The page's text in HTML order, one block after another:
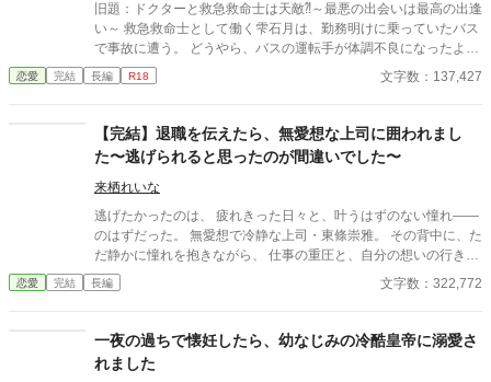
旧題：ドクターと救急救命士は天敵⁈～最悪の出会いは最高の出逢
い～ 救急救命士として働く雫石月は、勤務明けに乗っていたバス
で事故に遭う。 どうやら、バスの運転手が体調不良になったよう
だ。 乗客にAEDを探してきてもらうように頼み、救助活動をして
いるとボサボサ頭のマスク姿の男がAEDを持ってバスに乗り込ん
とを『チビ団子』と呼んだのだ。 医療従事者と思われるボサボサ
マスク男は運転手の処置をして、月が文句を言う間もなく、救急
車に同乗して去ってしまった。 最悪の出会いをし、二度と会いた
くない相手の正体は⁇ 作品はフィクションです。 本来の仕事内容
とは異なる描写があると思います。
恋愛 完結 長編 R18 文字数：137,427
【完結】退職を伝えたら、無愛想な上司に囲われまし
た〜逃げられると思ったのが間違いでした〜
来栖れいな
逃げたかったのは、 疲れきった日々と、叶うはずのない憧れ――
のはずだった。 無愛想で冷静な上司・東條崇雅。 その背中に、た
だ静かに憧れを抱きながら、 仕事の重圧と、自分の想いの行き場
に限界を感じて、私は退職を申し出た。 けれど―― そこから、彼
の態度は変わり始めた。 苦手な仕事から外され、 負担を減らさ
めない」 そんな言葉すらないのに、 無言の圧力と、不器用な優し
さが、私を縛りつけていく。 これは愛？ それともただの執着？
じれじれと、甘く、不器用に。 二人の距離は、静かに、でも確か
恋愛 完結 長編 文字数：322,772
一夜の過ちで懐妊したら、幼なじみの冷酷皇帝に溺愛さ
れました